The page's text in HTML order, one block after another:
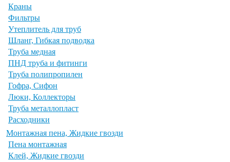
Краны
Фильтры
Утеплитель для труб
Шланг, Гибкая подводка
Труба медная
ПНД труба и фитинги
Труба полипропилен
Гофра, Сифон
Люки, Коллекторы
Труба металлопласт
Расходники
Монтажная пена, Жидкие гвозди
Пена монтажная
Клей, Жидкие гвозди